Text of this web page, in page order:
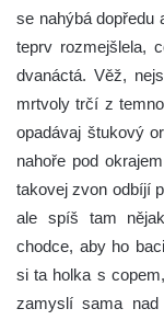
se nahýbá dopředu
teprv rozmejšlela,
dvanáctá. Věž,
mrtvoly trčí z
opadávaj štukový
nahoře pod
takovej zvon odbíjí
ale spíš tam
chodce, aby ho
si ta holka s
zamyslí sama